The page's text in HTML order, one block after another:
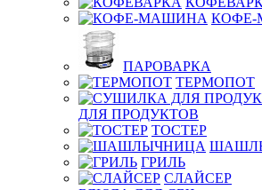
ПАРОВАРКА
ТЕРМОПОТ
ДЛЯ ПРОДУКТОВ
ТОСТЕР
ГРИЛЬ
СЛАЙСЕР